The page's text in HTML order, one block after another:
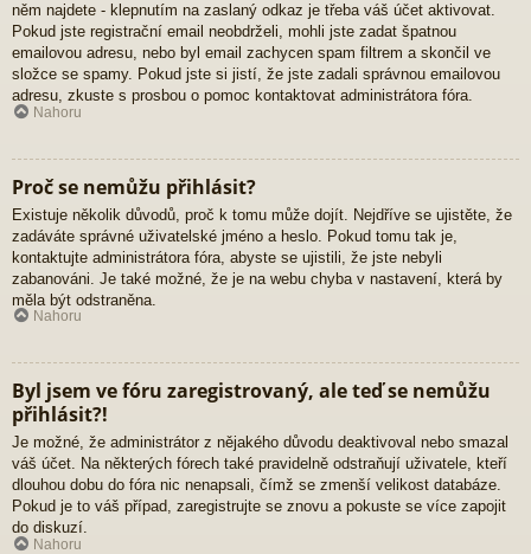
něm najdete - klepnutím na zaslaný odkaz je třeba váš účet aktivovat.
Pokud jste registrační email neobdrželi, mohli jste zadat špatnou
emailovou adresu, nebo byl email zachycen spam filtrem a skončil ve
složce se spamy. Pokud jste si jistí, že jste zadali správnou emailovou
adresu, zkuste s prosbou o pomoc kontaktovat administrátora fóra.
Nahoru
Proč se nemůžu přihlásit?
Existuje několik důvodů, proč k tomu může dojít. Nejdříve se ujistěte, že
zadáváte správné uživatelské jméno a heslo. Pokud tomu tak je,
kontaktujte administrátora fóra, abyste se ujistili, že jste nebyli
zabanováni. Je také možné, že je na webu chyba v nastavení, která by
měla být odstraněna.
Nahoru
Byl jsem ve fóru zaregistrovaný, ale teď se nemůžu
přihlásit?!
Je možné, že administrátor z nějakého důvodu deaktivoval nebo smazal
váš účet. Na některých fórech také pravidelně odstraňují uživatele, kteří
dlouhou dobu do fóra nic nenapsali, čímž se zmenší velikost databáze.
Pokud je to váš případ, zaregistrujte se znovu a pokuste se více zapojit
do diskuzí.
Nahoru